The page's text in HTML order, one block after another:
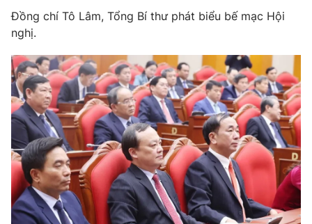
Đồng chí Tô Lâm, Tổng Bí thư phát biểu bế mạc Hội
nghị.